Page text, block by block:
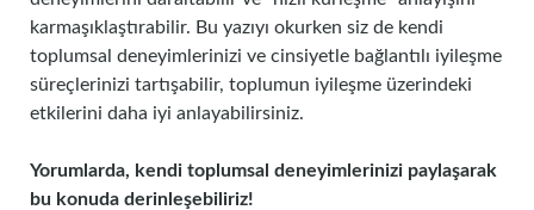
karmaşıklaştırabilir. Bu yazıyı okurken siz de kendi
toplumsal deneyimlerinizi ve cinsiyetle bağlantılı iyileşme
süreçlerinizi tartışabilir, toplumun iyileşme üzerindeki
etkilerini daha iyi anlayabilirsiniz.
Yorumlarda, kendi toplumsal deneyimlerinizi paylaşarak
bu konuda derinleşebiliriz!